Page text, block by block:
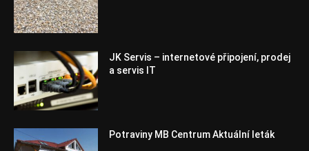
JK Servis – internetové připojení, prodej
a servis IT
Potraviny MB Centrum Aktuální leták